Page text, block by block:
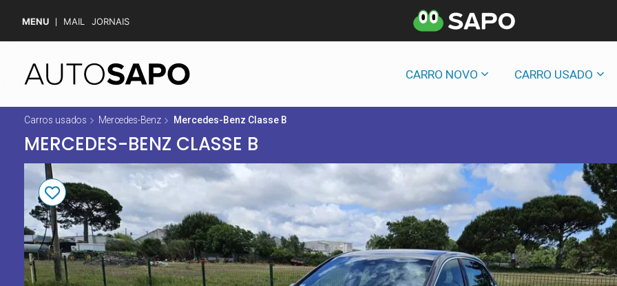
MENU MAIL JORNAIS
CARRO NOVO CARRO USADO
Carros usados Mercedes-Benz Mercedes-Benz Classe B
MERCEDES-BENZ CLASSE B